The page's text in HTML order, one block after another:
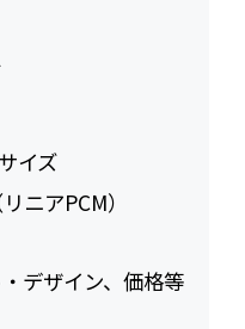
イズ
ニアPCM）
デザイン、価格等